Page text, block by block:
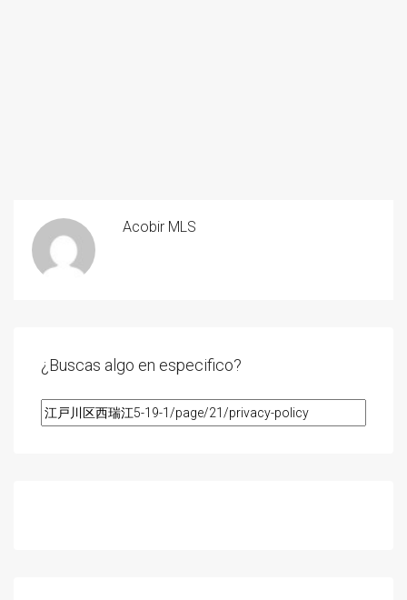
Acobir MLS
¿Buscas algo en especifico?